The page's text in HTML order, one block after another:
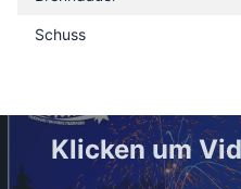
Schuss
Klicken um